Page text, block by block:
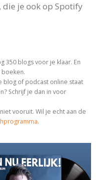
die je ook op Spotify
350 blogs voor je klaar. En
boeken.
blog of podcast online staat
Schrijf je dan in voor
vooruit. Wil je echt aan de
.